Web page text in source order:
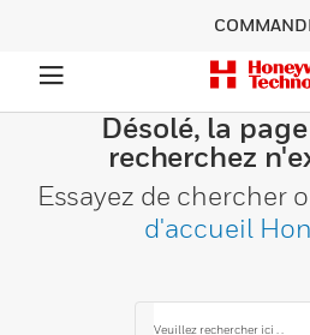
Désolé, la
recherchez
Essayez de chercher
d'accueil